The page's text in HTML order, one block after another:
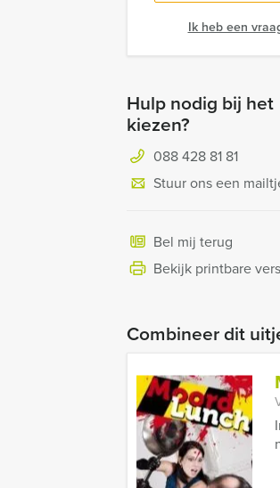
Ik heb een
Hulp nodig bij het
kiezen?
088 428 81 81
Stuur ons een
Bel mij terug
Bekijk printbare
Combineer dit